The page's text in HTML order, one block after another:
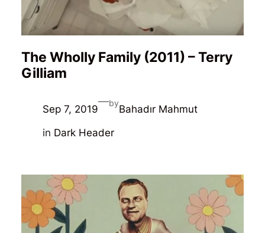
The Wholly Family (2011) – Terry
Gilliam
Sep 7, 2019
—by
Bahadır Mahmut
in Dark Header